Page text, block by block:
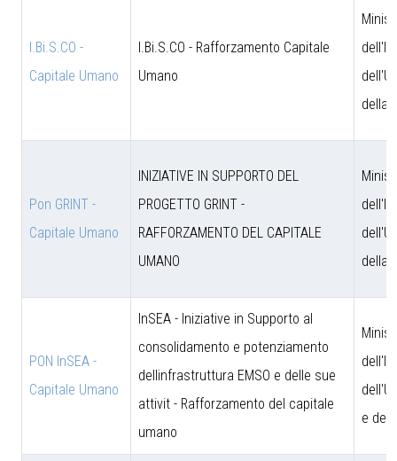
I.Bi.S.CO -
Capitale Umano
I.Bi.S.CO - Rafforzamento Capitale
Umano
della
Pon GRINT -
Capitale Umano
INIZIATIVE IN SUPPORTO DEL
PROGETTO GRINT -
RAFFORZAMENTO DEL CAPITALE
UMANO
della
PON InSEA -
Capitale Umano
InSEA - Iniziative in Supporto al
consolidamento e potenziamento
dellinfrastruttura EMSO e delle sue
attivit - Rafforzamento del capitale
umano
e